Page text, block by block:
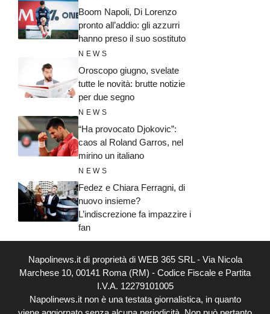
Boom Napoli, Di Lorenzo
pronto all’addio: gli azzurri
hanno preso il suo sostituto
NEWS
Oroscopo giugno, svelate
tutte le novità: brutte notizie
per due segno
NEWS
“Ha provocato Djokovic”:
caos al Roland Garros, nel
mirino un italiano
NEWS
Fedez e Chiara Ferragni, di
nuovo insieme?
L’indiscrezione fa impazzire i
fan
Napolinews.it di proprietà di WEB 365 SRL - Via Nicola
Marchese 10, 00141 Roma (RM) - Codice Fiscale e Partita
I.V.A. 12279101005
Napolinews.it non è una testata giornalistica, in quanto